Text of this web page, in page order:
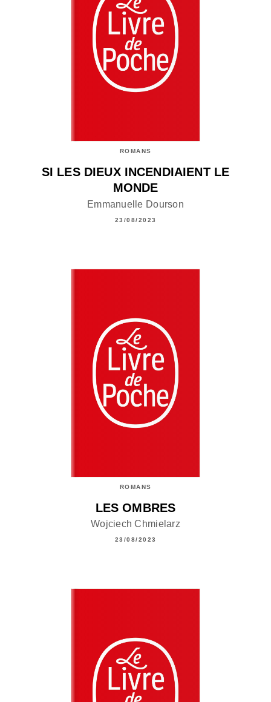
ROMANS
SI LES DIEUX INCENDIAIENT LE
MONDE
Emmanuelle Dourson
23/08/2023
ROMANS
LES OMBRES
Wojciech Chmielarz
23/08/2023